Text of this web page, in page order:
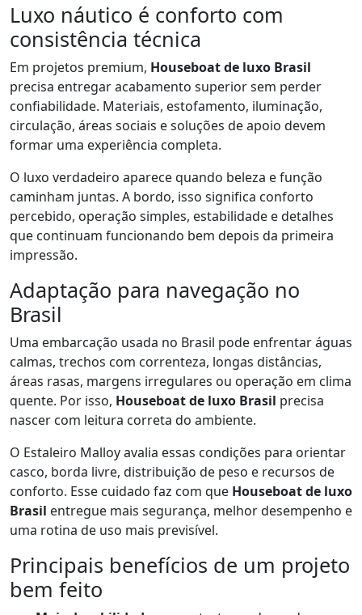
Luxo náutico é conforto com
consistência técnica
Em projetos premium, Houseboat de luxo Brasil
precisa entregar acabamento superior sem perder
confiabilidade. Materiais, estofamento, iluminação,
circulação, áreas sociais e soluções de apoio devem
formar uma experiência completa.
O luxo verdadeiro aparece quando beleza e função
caminham juntas. A bordo, isso significa conforto
percebido, operação simples, estabilidade e detalhes
que continuam funcionando bem depois da primeira
impressão.
Adaptação para navegação no
Brasil
Uma embarcação usada no Brasil pode enfrentar águas
calmas, trechos com correnteza, longas distâncias,
áreas rasas, margens irregulares ou operação em clima
quente. Por isso, Houseboat de luxo Brasil precisa
nascer com leitura correta do ambiente.
O Estaleiro Malloy avalia essas condições para orientar
casco, borda livre, distribuição de peso e recursos de
conforto. Esse cuidado faz com que Houseboat de luxo
Brasil entregue mais segurança, melhor desempenho e
uma rotina de uso mais previsível.
Principais benefícios de um projeto
bem feito